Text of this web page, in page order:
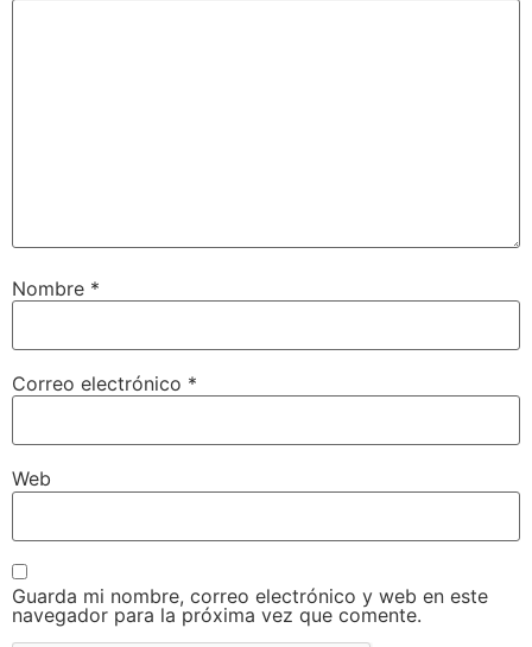
Nombre *
Correo electrónico *
Web
Guarda mi nombre, correo electrónico y web en este
navegador para la próxima vez que comente.